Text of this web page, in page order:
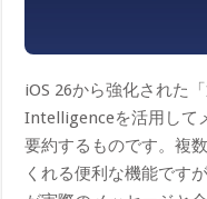
iOS 26から強化された
Intelligenceを活用して
要約するものです。複
くれる便利な機能です